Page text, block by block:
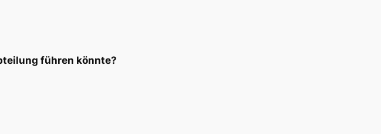
führen könnte?